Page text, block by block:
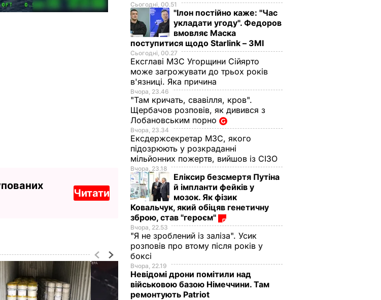
Читати
Сьогодні, 00.51
"Ілон постійно каже: "Час
укладати угоду". Федоров
вмовляє Маска
поступитися щодо Starlink – ЗМІ
Сьогодні, 00.27
Ексглаві МЗС Угорщини Сійярто
може загрожувати до трьох років
в'язниці. Яка причина
Вчора, 23.46
"Там кричать, свавілля, кров".
Щербачов розповів, як дивився з
Лобановським порно
Вчора, 23.34
Ексдержсекретар МЗС, якого
підозрюють у розкраданні
мільйонних пожертв, вийшов із СІЗО
Вчора, 23.18
Еліксир безсмертя Путіна
й імпланти фейків у
мозок. Як фізик
Ковальчук, який обіцяв генетичну
зброю, став "героєм"
Вчора, 22.53
"Я не зроблений із заліза". Усик
розповів про втому після років у
боксі
Вчора, 22.19
Невідомі дрони помітили над
військовою базою Німеччини. Там
ремонтують Patriot